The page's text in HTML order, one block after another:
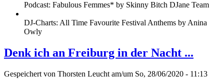
Podcast: Fabulous Femmes* by Skinny Bitch DJane Team
DJ-Charts: All Time Favourite Festival Anthems by Anina
Owly
Denk ich an Freiburg in der Nacht ...
Gespeichert von Thorsten Leucht am/um So, 28/06/2020 - 11:13